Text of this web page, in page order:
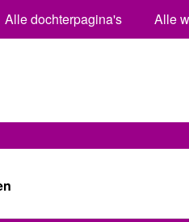
Alle dochterpagina's Alle